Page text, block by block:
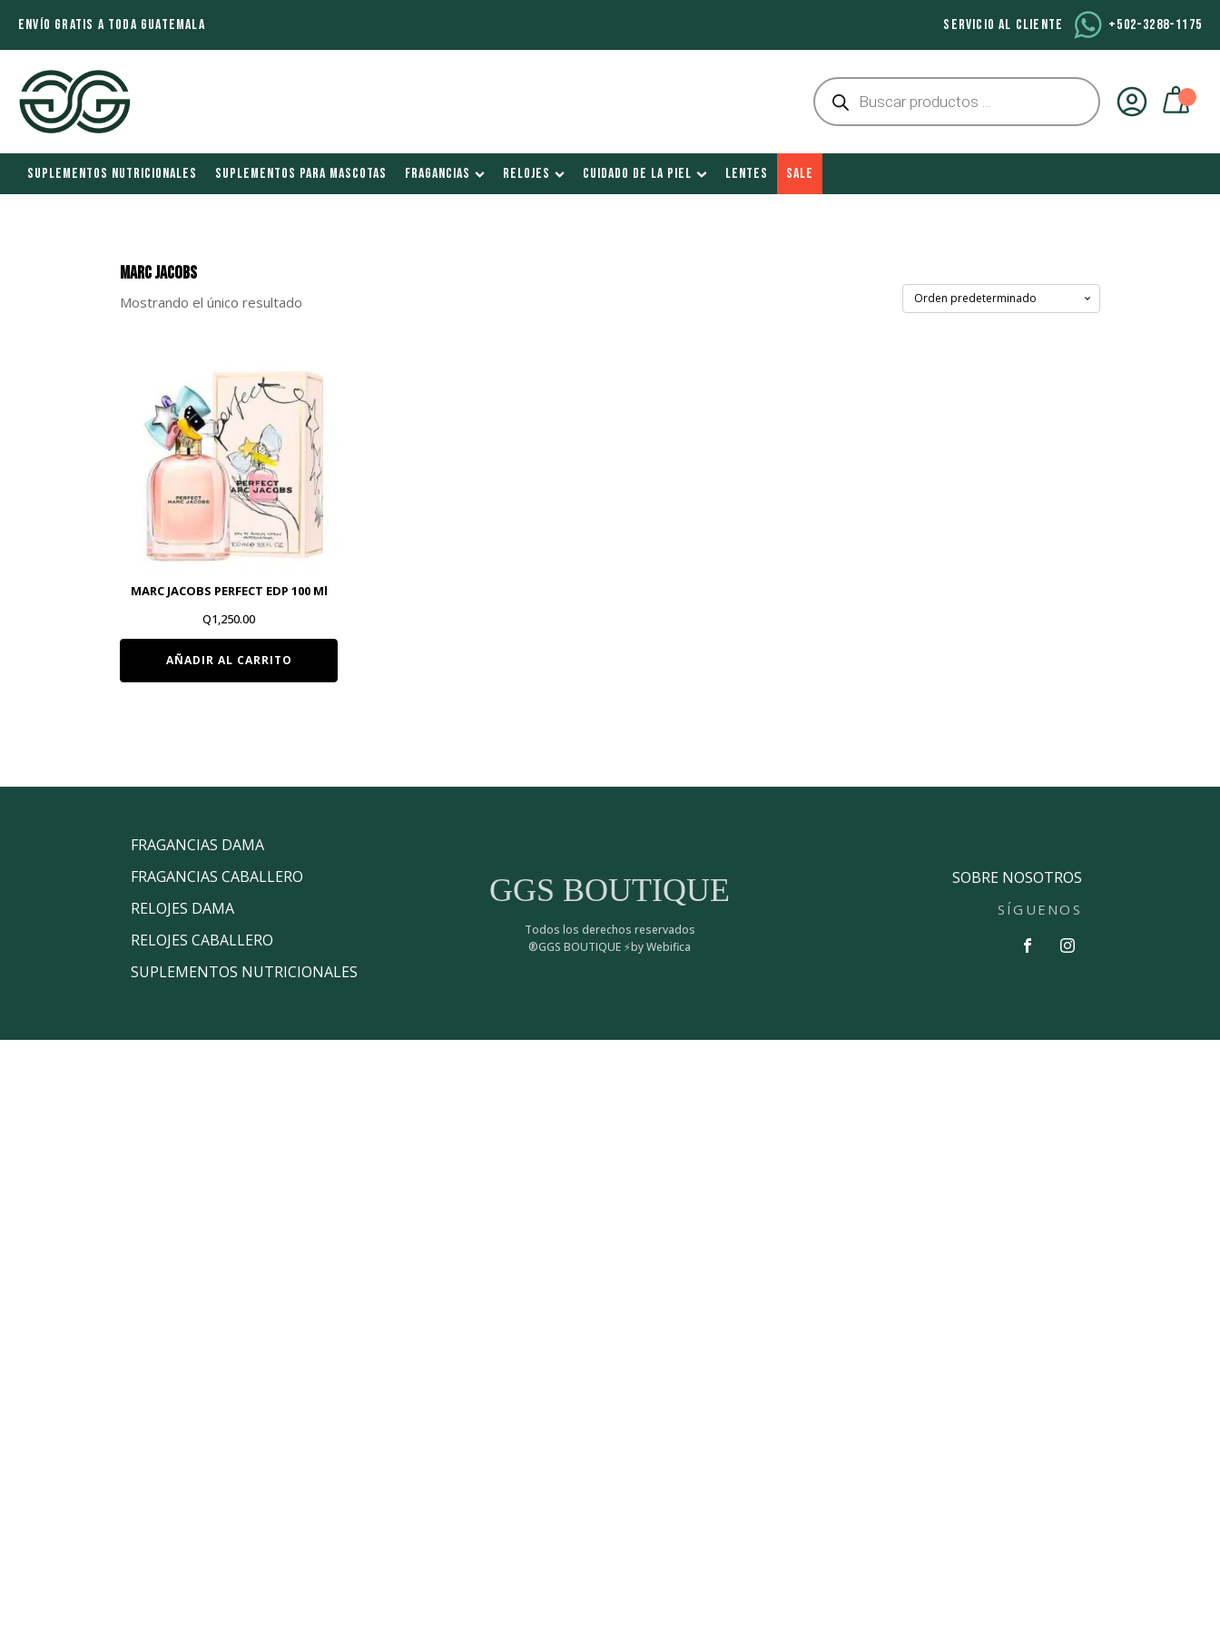
ENVÍO GRATIS A TODA GUATEMALA SERVICIO AL CLIENTE +502-3288-1175
Búsqueda
de
productos
SUPLEMENTOS NUTRICIONALES SUPLEMENTOS PARA MASCOTAS FRAGANCIAS RELOJES CUIDADO DE LA PIEL LENTES SALE
Marc Jacobs
Mostrando el único resultado
MARC JACOBS PERFECT EDP 100 Ml
Q1,250.00
AÑADIR AL CARRITO
FRAGANCIAS DAMA
FRAGANCIAS CABALLERO
RELOJES DAMA
RELOJES CABALLERO
SUPLEMENTOS NUTRICIONALES
GGS BOUTIQUE
Todos los derechos reservados
®GGS BOUTIQUE ⚡by Webifica
SOBRE NOSOTROS
SÍGUENOS